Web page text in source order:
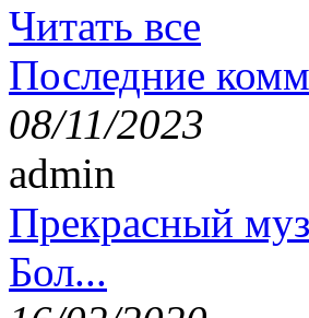
Читать все
Последние
08/11/2023
admin
Прекрасный
Бол...